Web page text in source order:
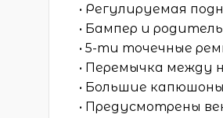
• Регулируемая
• Бампер и
• 5-ти точечные
• Перемычка между
• Большие
• Предусмотрены